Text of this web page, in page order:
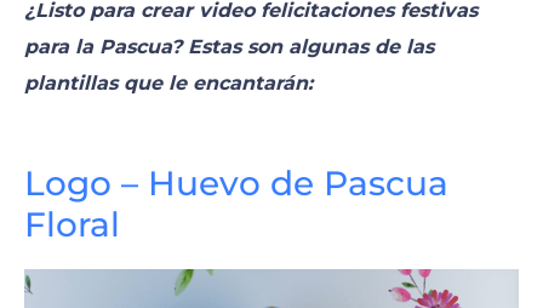
¿Listo para crear video felicitaciones festivas
para la Pascua? Estas son algunas de las
plantillas que le encantarán:
Logo – Huevo de Pascua
Floral